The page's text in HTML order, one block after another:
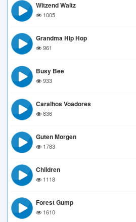
Witzend Waltz
1005
Grandma Hip Hop
961
Busy Bee
933
Caralhos Voadores
836
Guten Morgen
1783
Children
1118
Forest Gump
1610